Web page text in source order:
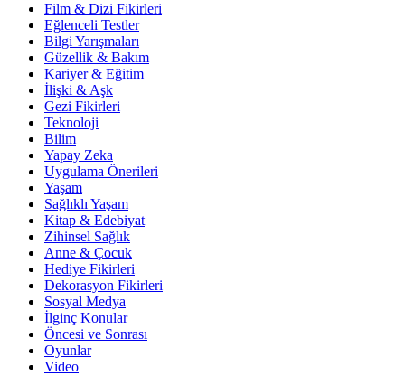
Film & Dizi Fikirleri
Eğlenceli Testler
Bilgi Yarışmaları
Güzellik & Bakım
Kariyer & Eğitim
İlişki & Aşk
Gezi Fikirleri
Teknoloji
Bilim
Yapay Zeka
Uygulama Önerileri
Yaşam
Sağlıklı Yaşam
Kitap & Edebiyat
Zihinsel Sağlık
Anne & Çocuk
Hediye Fikirleri
Dekorasyon Fikirleri
Sosyal Medya
İlginç Konular
Öncesi ve Sonrası
Oyunlar
Video